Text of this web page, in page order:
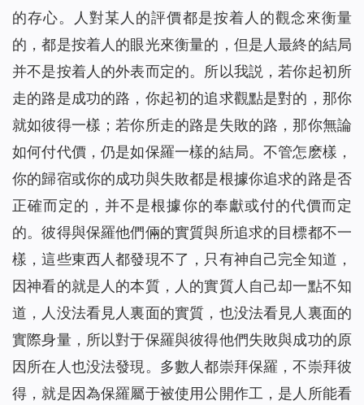
的存心。人對某人的評價都是按着人的觀念來衡量
的，都是按着人的眼光來衡量的，但是人最終的結局
并不是按着人的外表而定的。所以我説，若你起初所
走的路是成功的路，你起初的追求觀點是對的，那你
就如彼得一樣；若你所走的路是失敗的路，那你無論
如何付代價，仍是如保羅一樣的結局。不管怎麽樣，
你的歸宿或你的成功與失敗都是根據你追求的路是否
正確而定的，并不是根據你的奉獻或付的代價而定
的。彼得與保羅他們倆的實質與所追求的目標都不一
樣，這些東西人都發現不了，只有神自己完全知道，
因神看的就是人的本質，人的實質人自己却一點不知
道，人没法看見人裏面的實質，也没法看見人裏面的
實際身量，所以對于保羅與彼得他們失敗與成功的原
因所在人也没法發現。多數人都崇拜保羅，不崇拜彼
得，就是因為保羅屬于被使用公開作工，是人所能看